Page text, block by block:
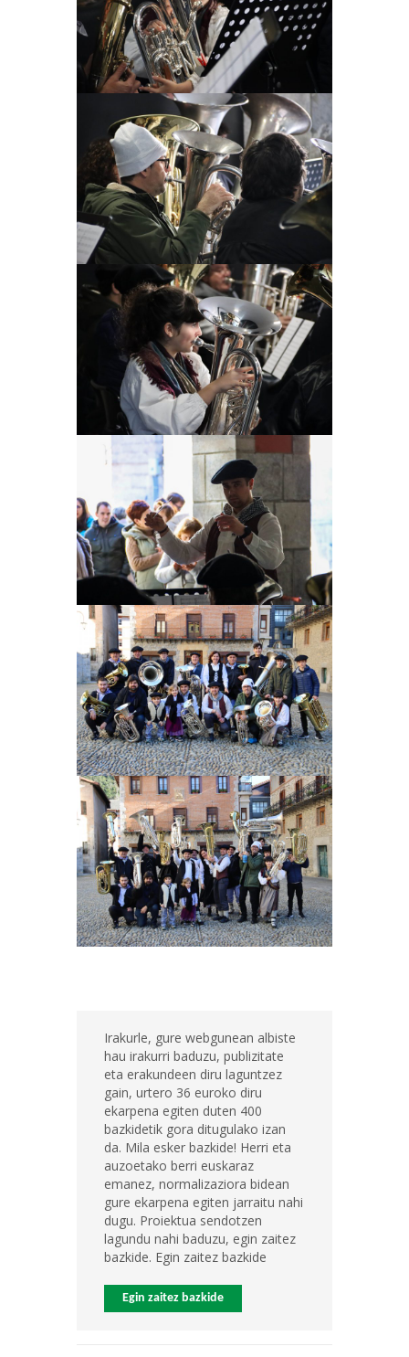
Irakurle, gure webgunean albiste
hau irakurri baduzu, publizitate
eta erakundeen diru laguntzez
gain, urtero 36 euroko diru
ekarpena egiten duten 400
bazkidetik gora ditugulako izan
da. Mila esker bazkide! Herri eta
auzoetako berri euskaraz
emanez, normalizaziora bidean
gure ekarpena egiten jarraitu nahi
dugu. Proiektua sendotzen
lagundu nahi baduzu, egin zaitez
bazkide. Egin zaitez bazkide
Egin zaitez bazkide